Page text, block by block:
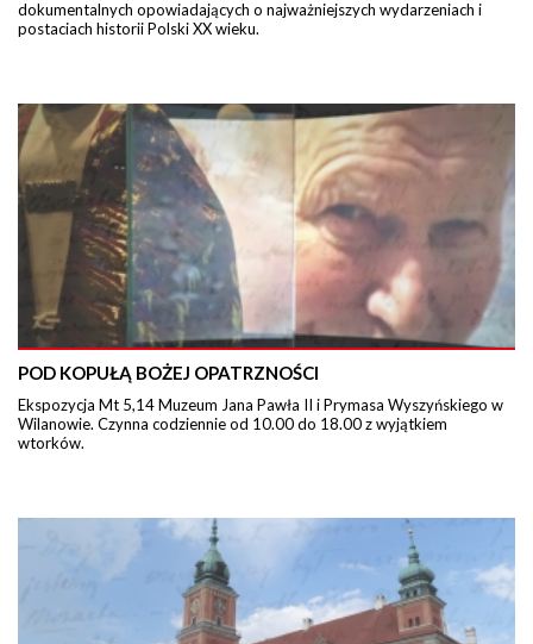
dokumentalnych opowiadających o najważniejszych wydarzeniach i
postaciach historii Polski XX wieku.
POD KOPUŁĄ BOŻEJ OPATRZNOŚCI
Ekspozycja Mt 5,14 Muzeum Jana Pawła II i Prymasa Wyszyńskiego w
Wilanowie. Czynna codziennie od 10.00 do 18.00 z wyjątkiem
wtorków.